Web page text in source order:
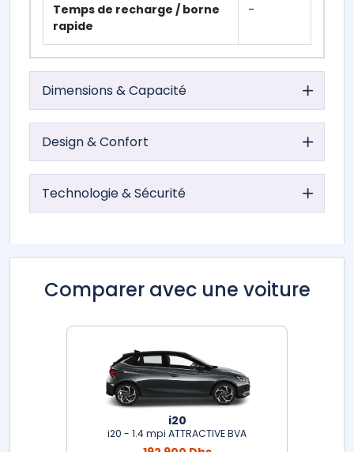
Temps de recharge / borne
rapide
-
Dimensions & Capacité
Design & Confort
Technologie & Sécurité
Comparer avec une voiture
i20
i20 - 1.4 mpi ATTRACTIVE BVA